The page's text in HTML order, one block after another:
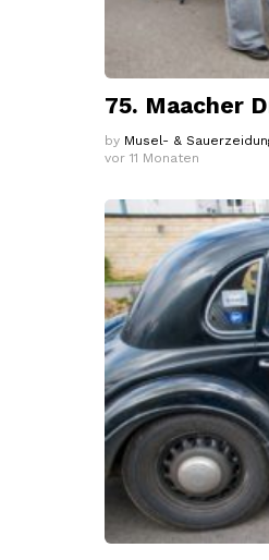
75. Maacher
by Musel- &
vor 11 Monaten